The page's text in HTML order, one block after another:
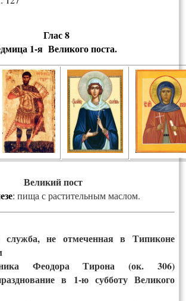
Глас 8
1-я Ве­ли­ко­го пос­та.
Ве­ли­кий пост
: пища с растительным маслом.
Феодора Тирона (ок. 306)
в 1-ю субботу Великого